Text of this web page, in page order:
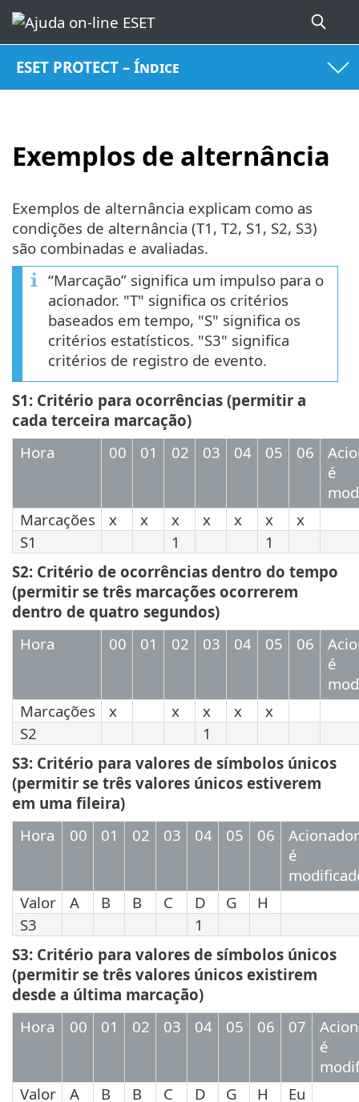
ESET PROTECT – Índice
Exemplos de alternância
Exemplos de alternância explicam como as
condições de alternância (T1, T2, S1, S2, S3)
são combinadas e avaliadas.
“Marcação” significa um impulso para o
acionador. "T" significa os critérios
baseados em tempo, "S" significa os
critérios estatísticos. "S3" significa
critérios de registro de evento.
S1: Critério para ocorrências (permitir a
cada terceira marcação)
Hora
00 01 02 03 04 05 06
é
Marcações
x x x x x x
x
S1
1
1
S2: Critério de ocorrências dentro do tempo
(permitir se três marcações ocorrerem
dentro de quatro segundos)
Hora
00 01 02 03 04 05 06
é
Marcações
x x x x
x
S2
1
S3: Critério para valores de símbolos únicos
(permitir se três valores únicos estiverem
em uma fileira)
Hora
00 01 02 03 04 05 06
Acionador
é
Valor
A B B C D G
H
S3
1
S3: Critério para valores de símbolos únicos
(permitir se três valores únicos existirem
desde a última marcação)
Hora
00 01 02 03 04 05 06 07
é
Valor
A B B C D G H
Eu